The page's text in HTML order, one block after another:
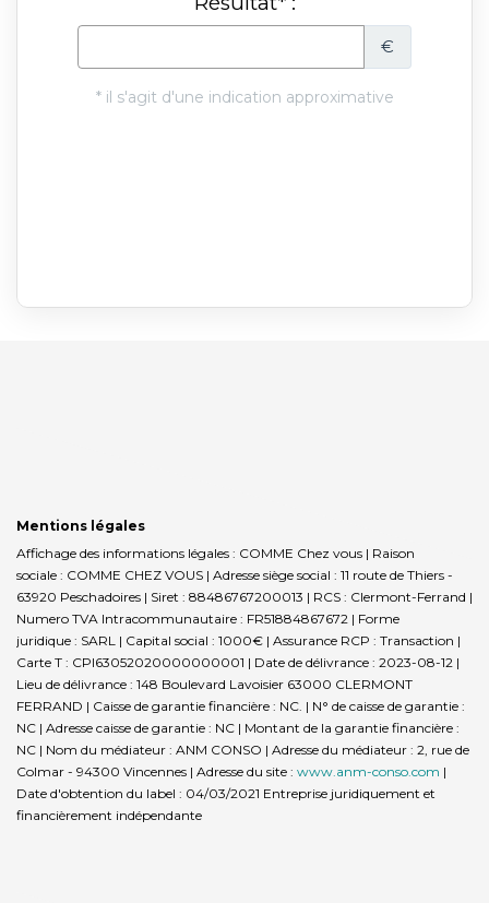
Mentions légales
Affichage des informations légales : COMME Chez vous | Raison
sociale : COMME CHEZ VOUS | Adresse siège social : 11 route de Thiers -
63920 Peschadoires | Siret : 88486767200013 | RCS : Clermont-Ferrand |
Numero TVA Intracommunautaire : FR51884867672 | Forme
juridique : SARL | Capital social : 1000€ | Assurance RCP : Transaction |
Carte T : CPI63052020000000001 | Date de délivrance : 2023-08-12 |
Lieu de délivrance : 148 Boulevard Lavoisier 63000 CLERMONT
FERRAND | Caisse de garantie financière : NC. | N° de caisse de garantie :
NC | Adresse caisse de garantie : NC | Montant de la garantie financière :
NC | Nom du médiateur : ANM CONSO | Adresse du médiateur : 2, rue de
Colmar - 94300 Vincennes | Adresse du site : www.anm-conso.com |
Date d'obtention du label : 04/03/2021 Entreprise juridiquement et
financièrement indépendante